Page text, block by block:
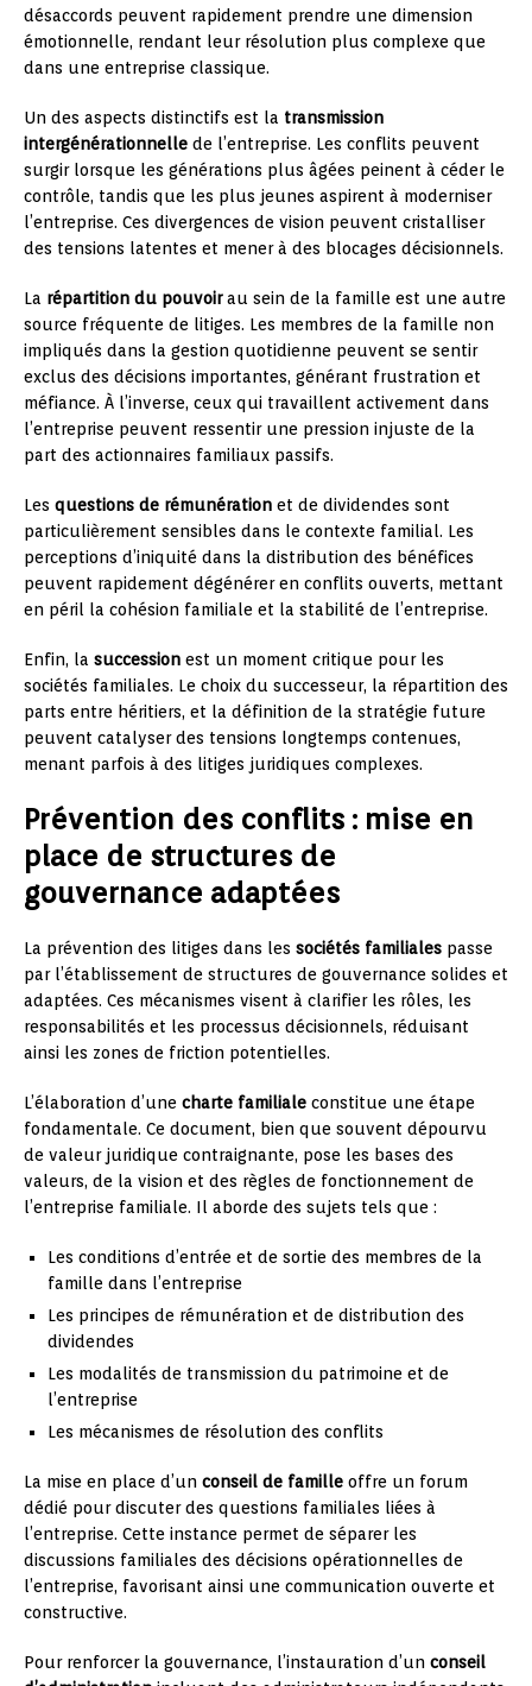
désaccords peuvent rapidement prendre une dimension
émotionnelle, rendant leur résolution plus complexe que
dans une entreprise classique.
Un des aspects distinctifs est la transmission
intergénérationnelle de l’entreprise. Les conflits peuvent
surgir lorsque les générations plus âgées peinent à céder le
contrôle, tandis que les plus jeunes aspirent à moderniser
l’entreprise. Ces divergences de vision peuvent cristalliser
des tensions latentes et mener à des blocages décisionnels.
La répartition du pouvoirau sein de la famille est une autre
source fréquente de litiges. Les membres de la famille non
impliqués dans la gestion quotidienne peuvent se sentir
exclus des décisions importantes, générant frustration et
méfiance. À l’inverse, ceux qui travaillent activement dans
l’entreprise peuvent ressentir une pression injuste de la
part des actionnaires familiaux passifs.
Les questions de rémunération et de dividendes sont
particulièrement sensibles dans le contexte familial. Les
perceptions d’iniquité dans la distribution des bénéfices
peuvent rapidement dégénérer en conflits ouverts, mettant
en péril la cohésion familiale et la stabilité de l’entreprise.
Enfin, la succession est un moment critique pour les
sociétés familiales. Le choix du successeur, la répartition des
parts entre héritiers, et la définition de la stratégie future
peuvent catalyser des tensions longtemps contenues,
menant parfois à des litiges juridiques complexes.
Prévention des conflits : mise en
place de structures de
gouvernance adaptées
La prévention des litiges dans les sociétés familiales passe
par l’établissement de structures de gouvernance solides et
adaptées. Ces mécanismes visent à clarifier les rôles, les
responsabilités et les processus décisionnels, réduisant
ainsi les zones de friction potentielles.
L’élaboration d’une charte familiale constitue une étape
fondamentale. Ce document, bien que souvent dépourvu
de valeur juridique contraignante, pose les bases des
valeurs, de la vision et des règles de fonctionnement de
l’entreprise familiale. Il aborde des sujets tels que :
Les conditions d’entrée et de sortie des membres de la
famille dans l’entreprise
Les principes de rémunération et de distribution des
dividendes
Les modalités de transmission du patrimoine et de
l’entreprise
Les mécanismes de résolution des conflits
La mise en place d’un conseil de famille offre un forum
dédié pour discuter des questions familiales liées à
l’entreprise. Cette instance permet de séparer les
discussions familiales des décisions opérationnelles de
l’entreprise, favorisant ainsi une communication ouverte et
constructive.
Pour renforcer la gouvernance, l’instauration d’un conseil